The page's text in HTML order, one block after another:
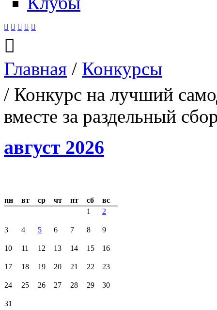
    

Вы здесь
Главная / Конкурсы
/ Конкурс на лучший
вместе за раздельный
август 2026
пн вт ср чт пт сб
вс
1
2
3 4 5 6 7 8 9
10 11 12 13 14 15 16
17 18 19 20 21 22 23
24 25 26 27 28 29 30
31